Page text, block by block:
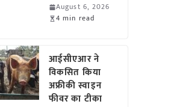
August 6, 2026
4 min read
आईसीएआर ने
विकसित किया
अफ्रीकी स्वाइन
फीवर का टीका